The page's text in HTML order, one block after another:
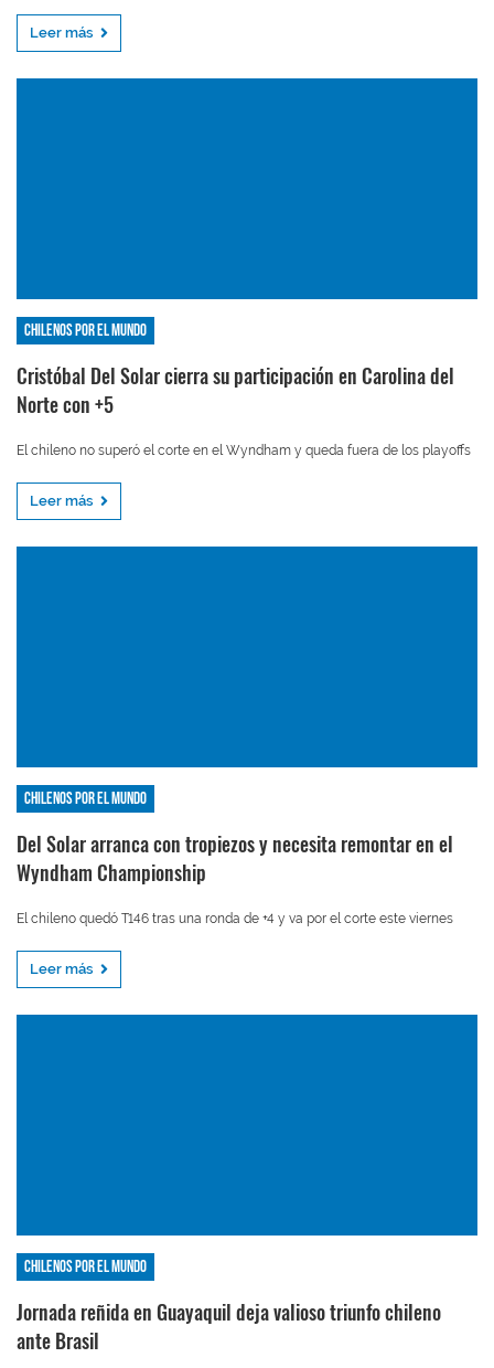
Leer más
Chilenos por el mundo
Cristóbal Del Solar cierra su participación en Carolina del
Norte con +5
El chileno no superó el corte en el Wyndham y queda fuera de los playoffs
Leer más
Chilenos por el mundo
Del Solar arranca con tropiezos y necesita remontar en el
Wyndham Championship
El chileno quedó T146 tras una ronda de +4 y va por el corte este viernes
Leer más
Chilenos por el mundo
Jornada reñida en Guayaquil deja valioso triunfo chileno
ante Brasil